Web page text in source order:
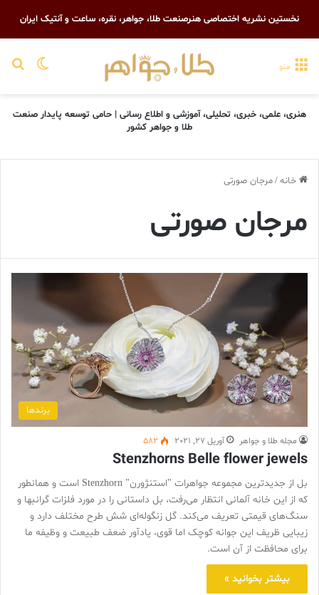
نخستین نشریه اختصاصی هنرصنعت طلا، جواهر، نقره، ساعت و آنتیک ایران
تغییر منو
هنری، علمی، خبری، تحلیلی، آموزشی و اطلاع رسانی | حامی توسعه پایدار صنعت
طلا و جواهر کشور
خانه/مرجان صورتی
مرجان صورتی
برندها
مجله طلا و جواهر آوریل 27, 2021 582
Stenzhorns Belle flower jewels
بل از جدیدترین مجموعه جواهرات "استنژورن" Stenzhorn است و همانطور
که از این خانه آلمانی انتظار می‌رفت، بل داستانی را در مورد فلزات گرانبها و
سنگ‌های قیمتی تعریف می‌کند. گل زنگوله‌ای شش طرح مختلف دارد و
زیبایی ظریف این جوانه کوچک اما قوی، یادآور ضعف طبیعت و وظیفه ما
برای محافظت از آن است.
بیشتر بخوانید »